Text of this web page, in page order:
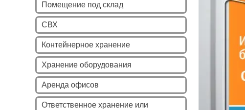
Помещение под склад
СВХ
Контейнерное хранение
Хранение оборудования
Аренда офисов
Ответственное хранение или